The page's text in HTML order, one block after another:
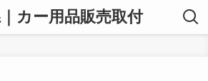
カー用品販売取付